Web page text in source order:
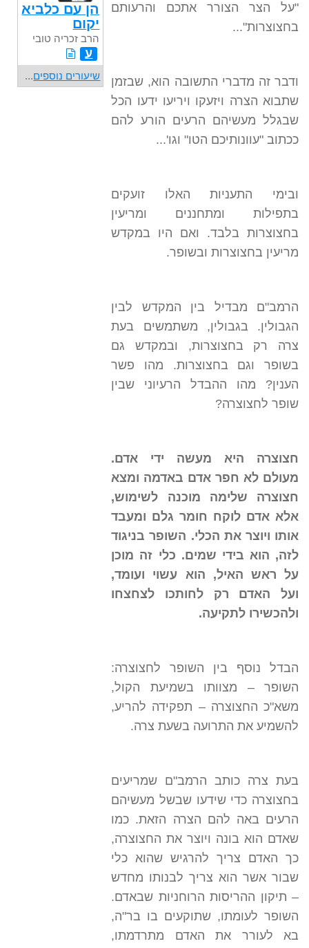
"על הצר הצורר אתכם והרעותם
בחצוצרות"...
ודבר זה מדברי התשובה הוא, שבזמן
שתבוא הצרה ויזעקו ויריעו ידעו הכל
שבגלל מעשיהם הרעים הורע להם
ככתוב "עוונותיכם הטו" וגו'...
ובימי התעניות האלו זועקים
בתפילות ומתחננים ומריעין
בחצוצרות בלבד. ואם היו במקדש
מריעין בחצוצרות ובשופר.
הרמב"ם מבדיל בין המקדש לבין
הגבולין. בגבולין, משתמשים בעת
צרה רק בחצוצרות, ובמקדש גם
בשופר וגם בחצוצרות. מהו פשר
הענין? מהו ההבדל הרעיוני שבין
שופר לחצוצרה?
חצוצרה היא מעשה ידי אדם.
מעולם לא חפר אדם באדמה ומצא
חצוצרה שלימה מוכנה לשימוש,
אלא אדם לוקח חומר גלם ומעבד
אותו ויוצר את הכלי. השופר בניגוד
לזה, הוא בידי שמים. כלי זה מוכן
על ראש האיל, הוא עשוי ועומד,
ועל האדם רק לחותכו לצחצחו
ולהכשירו לתקיעה.
הבדל נוסף בין השופר לחצוצרה:
השופר – מצוותו בשמיעת הקול,
משא"כ החצוצרה – תפקידה להריע,
להשמיע את התרועה בשעת צרה.
בעת צרה כותב הרמב"ם שמריעים
בחצוצרה כדי שידעו שבשל מעשיהם
הרעים באה להם הצרה הזאת. כמו
שאדם הוא בונה ויוצר את החצוצרה,
כך האדם צריך להרגיש שהוא כלי
שבור אשר הוא צריך לבנותו מחדש
– תיקון ההריסות הרוחניות שבאדם.
השופר לעומתו, שתוקעים בו בר"ה,
בא לעורר את האדם מתרדמתו,
הן עם כלביא
יקום
הרב זכריה טובי
ע
שיעורים נוספים...